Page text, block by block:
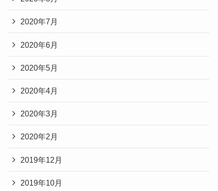
2020年7月
2020年6月
2020年5月
2020年4月
2020年3月
2020年2月
2019年12月
2019年10月